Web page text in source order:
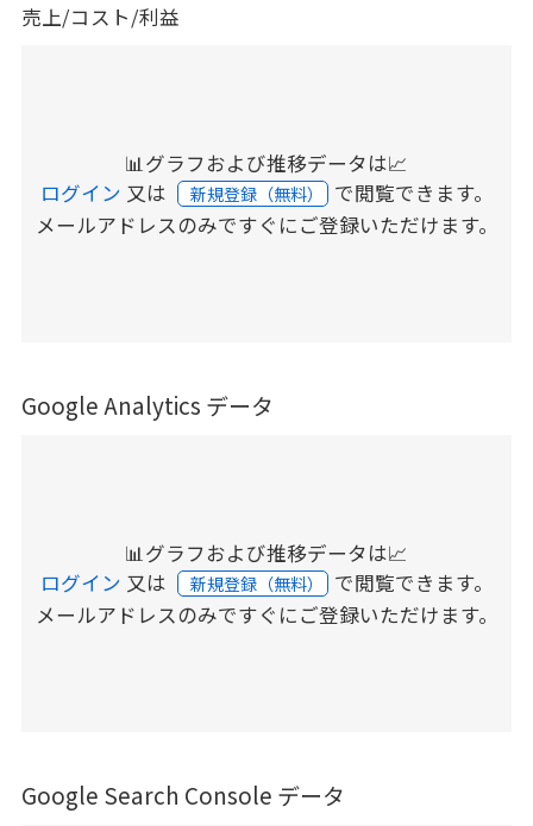
売上/コスト/利益
📊グラフおよび推移データは📈
ログイン 又は 新規登録（無料） で閲覧できます。
メールアドレスのみですぐにご登録いただけます。
Google Analytics データ
📊グラフおよび推移データは📈
ログイン 又は 新規登録（無料） で閲覧できます。
メールアドレスのみですぐにご登録いただけます。
Google Search Console データ